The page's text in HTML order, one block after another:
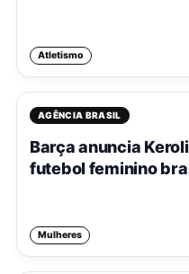
Atletismo
AGÊNCIA BRASIL
Barça anuncia
futebol feminino
Mulheres